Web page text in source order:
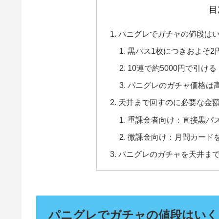
パニグレでガチャの値段は
黒パス1枚につきおよそ2
10連で約5000円で引ける
パニグレのガチャ価格は
天井まで回すのに必要な金
重課金者向け：直接黒パ
微課金向け：月間カード
パニグレのガチャを天井ま
パニグレでガチャの値段はいく